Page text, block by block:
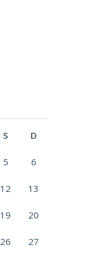
S D
5 6
12 13
19 20
26 27